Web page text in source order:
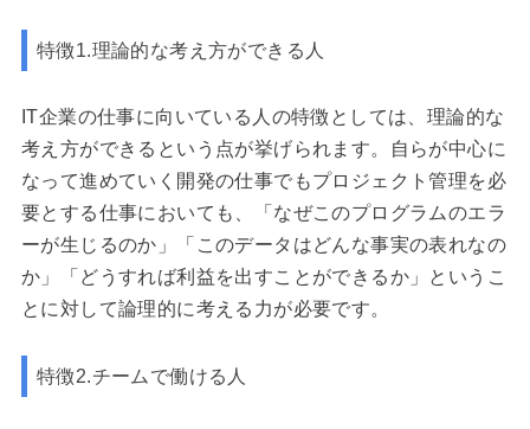
特徴1.理論的な考え方ができる人
IT企業の仕事に向いている人の特徴としては、理論的な
考え方ができるという点が挙げられます。自らが中心に
なって進めていく開発の仕事でもプロジェクト管理を必
要とする仕事においても、「なぜこのプログラムのエラ
ーが生じるのか」「このデータはどんな事実の表れなの
か」「どうすれば利益を出すことができるか」というこ
とに対して論理的に考える力が必要です。
特徴2.チームで働ける人